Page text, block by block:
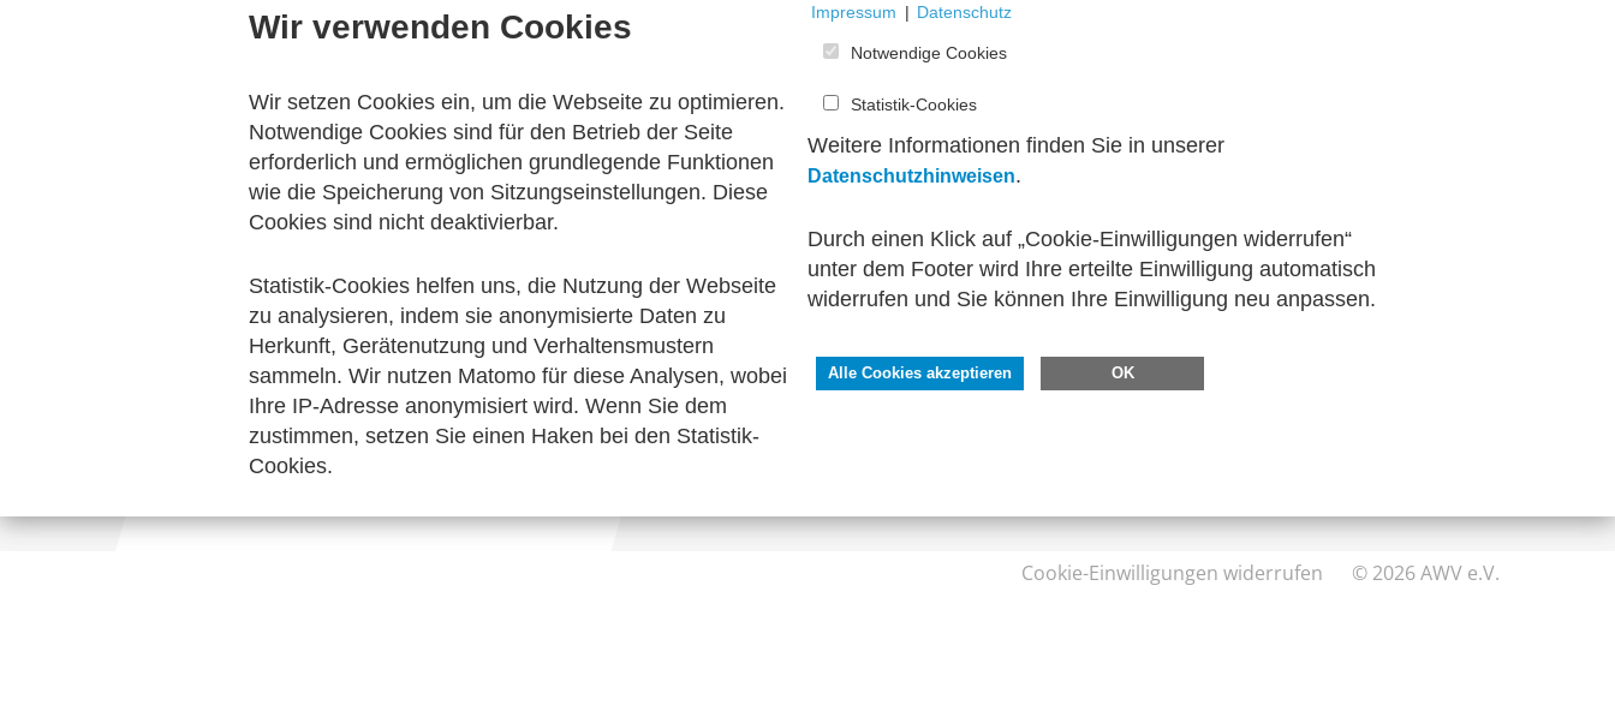
Alle Kategorien
Digitalisierung & Modernisierung Personalwirtschaft Bescheinigungen
SERVICE
Kontakt
Impressum
Datenschutzhinweise
DIREKT ZU
FeRD
Cookie-Einwilligungen widerrufen © 2026 AWV e.V.
Wir verwenden Cookies
Wir setzen Cookies ein, um die Webseite zu optimieren.
Notwendige Cookies sind für den Betrieb der Seite
erforderlich und ermöglichen grundlegende Funktionen
wie die Speicherung von Sitzungseinstellungen. Diese
Cookies sind nicht deaktivierbar.
Statistik-Cookies helfen uns, die Nutzung der Webseite
zu analysieren, indem sie anonymisierte Daten zu
Herkunft, Gerätenutzung und Verhaltensmustern
sammeln. Wir nutzen Matomo für diese Analysen, wobei
Ihre IP-Adresse anonymisiert wird. Wenn Sie dem
zustimmen, setzen Sie einen Haken bei den Statistik-
Cookies.
Impressum | Datenschutz
Notwendige Cookies
Statistik-Cookies
Weitere Informationen finden Sie in unserer
Datenschutzhinweisen.
Durch einen Klick auf „Cookie-Einwilligungen widerrufen“
unter dem Footer wird Ihre erteilte Einwilligung automatisch
widerrufen und Sie können Ihre Einwilligung neu anpassen.
Alle Cookies akzeptieren OK